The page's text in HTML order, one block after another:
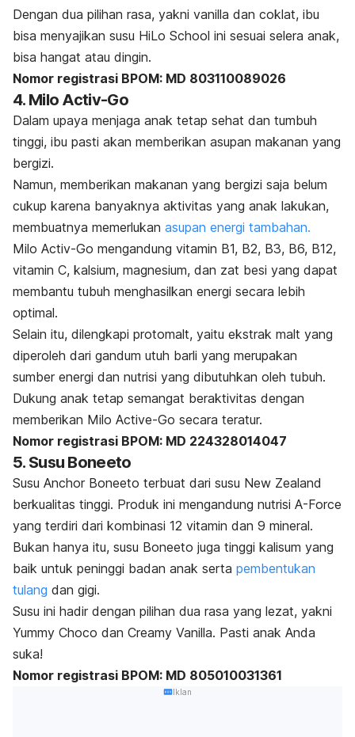
Dengan dua pilihan rasa, yakni vanilla dan coklat, ibu
bisa menyajikan susu HiLo School ini sesuai selera anak,
bisa hangat atau dingin.
Nomor registrasi BPOM: MD 803110089026
4. Milo Activ-Go
Dalam upaya menjaga anak tetap sehat dan tumbuh
tinggi, ibu pasti akan memberikan asupan makanan yang
bergizi.
Namun, memberikan makanan yang bergizi saja belum
cukup karena banyaknya aktivitas yang anak lakukan,
membuatnya memerlukan asupan energi tambahan.
Milo Activ-Go mengandung vitamin B1, B2, B3, B6, B12,
vitamin C, kalsium, magnesium, dan zat besi yang dapat
membantu tubuh menghasilkan energi secara lebih
optimal.
Selain itu, dilengkapi protomalt, yaitu ekstrak malt yang
diperoleh dari gandum utuh barli yang merupakan
sumber energi dan nutrisi yang dibutuhkan oleh tubuh.
Dukung anak tetap semangat beraktivitas dengan
memberikan Milo Active-Go secara teratur.
Nomor registrasi BPOM: MD 224328014047
5. Susu Boneeto
Susu Anchor Boneeto terbuat dari susu New Zealand
berkualitas tinggi. Produk ini mengandung nutrisi A-Force
yang terdiri dari kombinasi 12 vitamin dan 9 mineral.
Bukan hanya itu, susu Boneeto juga tinggi kalisum yang
baik untuk peninggi badan anak serta pembentukan
tulang dan gigi.
Susu ini hadir dengan pilihan dua rasa yang lezat, yakni
Yummy Choco dan Creamy Vanilla. Pasti anak Anda
suka!
Nomor registrasi BPOM: MD 805010031361
Iklan